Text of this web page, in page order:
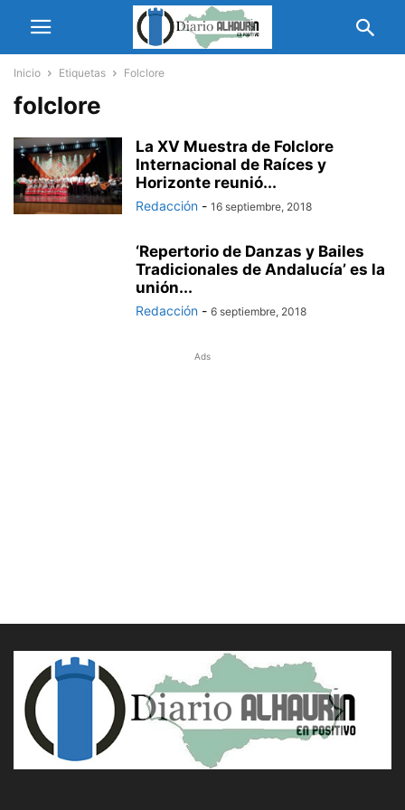
Inicio Etiquetas Folclore
folclore
La XV Muestra de Folclore
Internacional de Raíces y
Horizonte reunió...
Redacción - 16 septiembre, 2018
‘Repertorio de Danzas y Bailes
Tradicionales de Andalucía’ es la
unión...
Redacción - 6 septiembre, 2018
Ads